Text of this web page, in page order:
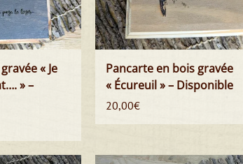
« Je
» –
Pancarte en bois gravée
« Écureuil » – Disponible
20,00€